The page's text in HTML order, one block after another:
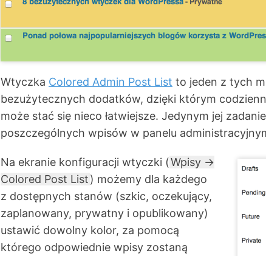
Wtyczka Colored Admin Post List to jeden z tych
bezużytecznych dodatków, dzięki którym
może stać się nieco łatwiejsze. Jedynym jej
poszczególnych wpisów w panelu
Na ekranie konfiguracji wtyczki (Wpisy →
Colored Post List) możemy dla każdego
z dostępnych stanów (szkic, oczekujący,
zaplanowany, prywatny i opublikowany)
ustawić dowolny kolor, za pomocą
którego odpowiednie wpisy zostaną